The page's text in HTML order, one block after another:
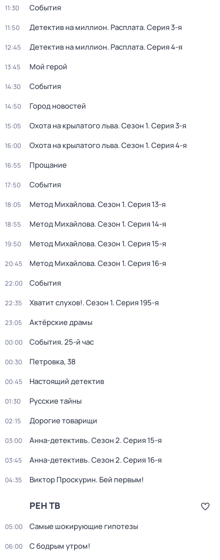
11:30 События
11:50 Детектив на миллион. Расплата. Серия 3-я
12:45 Детектив на миллион. Расплата. Серия 4-я
13:45 Мой герой
14:30 События
14:50 Город новостей
15:05 Охота на крылатого льва. Сезон 1. Серия 3-я
16:00 Охота на крылатого льва. Сезон 1. Серия 4-я
16:55 Прощание
17:50 События
18:05 Метод Михайлова. Сезон 1. Серия 13-я
18:55 Метод Михайлова. Сезон 1. Серия 14-я
19:50 Метод Михайлова. Сезон 1. Серия 15-я
20:45 Метод Михайлова. Сезон 1. Серия 16-я
22:00 События
22:35 Хватит слухов!. Сезон 1. Серия 195-я
23:05 Актёрские драмы
00:00 События. 25-й час
00:30 Петровка, 38
00:45 Настоящий детектив
01:30 Русские тайны
02:15 Дорогие товарищи
03:00 Анна-детективъ. Сезон 2. Серия 15-я
03:45 Анна-детективъ. Сезон 2. Серия 16-я
04:35 Виктор Проскурин. Бей первым!
РЕН ТВ
05:00 Самые шoкиpующие гипотезы
06:00 С бодрым утром!